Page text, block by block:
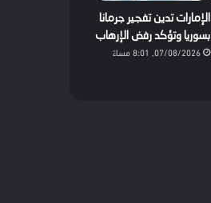
الإمارات تدين تفجير جرمانا
بسوريا وتؤكد رفض الإرهاب
07/08/2026, 8:01 مساءً